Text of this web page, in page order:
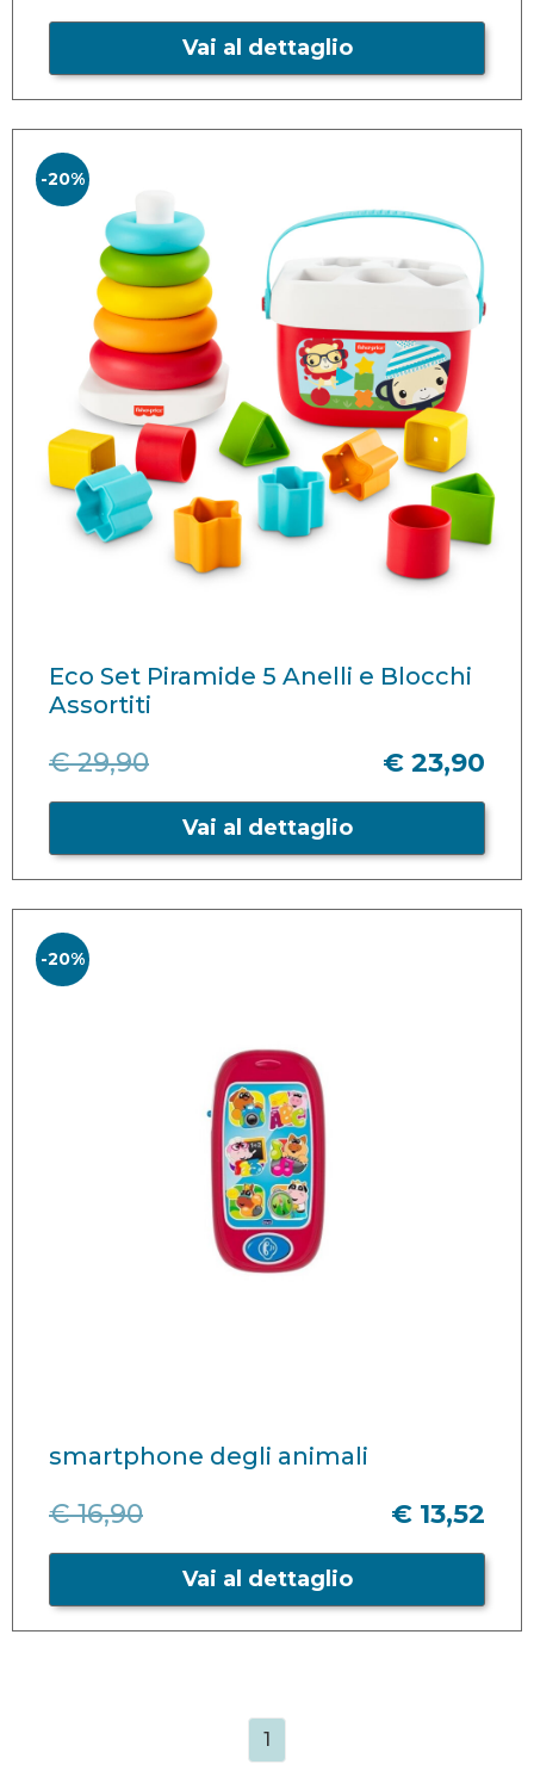
Vai al dettaglio
-20%
Eco Set Piramide 5 Anelli e Blocchi
Assortiti
€ 29,90 € 23,90
Vai al dettaglio
-20%
smartphone degli animali
€ 16,90 € 13,52
Vai al dettaglio
1